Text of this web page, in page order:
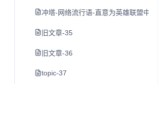
冲塔-网络流行语-直意为英雄联盟中尚未
旧文章-35
旧文章-36
topic-37